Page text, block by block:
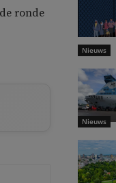
ronde
Nieuws
Nieuws